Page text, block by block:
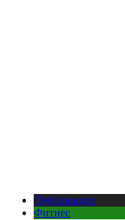
Публикации
Фитнес